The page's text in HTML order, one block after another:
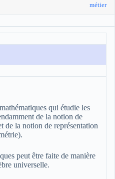
métier
qui étudie les
de la notion de
de la notion de représentation
peut être faite de manière
universelle.